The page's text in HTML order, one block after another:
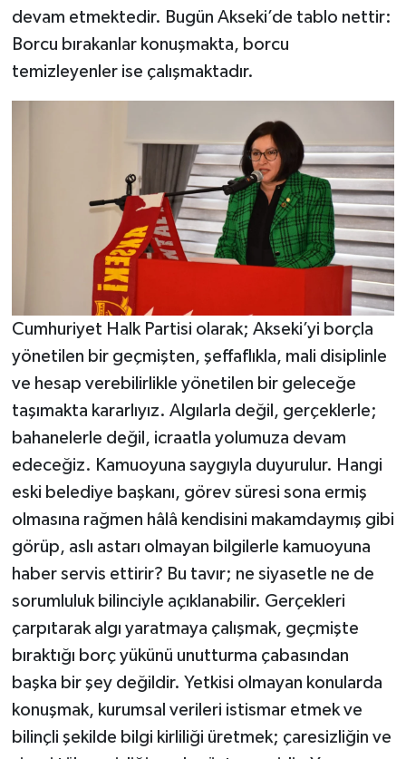
devam etmektedir. Bugün Akseki’de tablo nettir:
Borcu bırakanlar konuşmakta, borcu
temizleyenler ise çalışmaktadır.
Cumhuriyet Halk Partisi olarak; Akseki’yi borçla
yönetilen bir geçmişten, şeffaflıkla, mali disiplinle
ve hesap verebilirlikle yönetilen bir geleceğe
taşımakta kararlıyız. Algılarla değil, gerçeklerle;
bahanelerle değil, icraatla yolumuza devam
edeceğiz. Kamuoyuna saygıyla duyurulur. Hangi
eski belediye başkanı, görev süresi sona ermiş
olmasına rağmen hâlâ kendisini makamdaymış gibi
görüp, aslı astarı olmayan bilgilerle kamuoyuna
haber servis ettirir? Bu tavır; ne siyasetle ne de
sorumluluk bilinciyle açıklanabilir. Gerçekleri
çarpıtarak algı yaratmaya çalışmak, geçmişte
bıraktığı borç yükünü unutturma çabasından
başka bir şey değildir. Yetkisi olmayan konularda
konuşmak, kurumsal verileri istismar etmek ve
bilinçli şekilde bilgi kirliliği üretmek; çaresizliğin ve